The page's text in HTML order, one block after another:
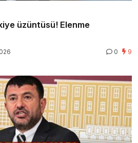
üzüntüsü! Elenme
0 9